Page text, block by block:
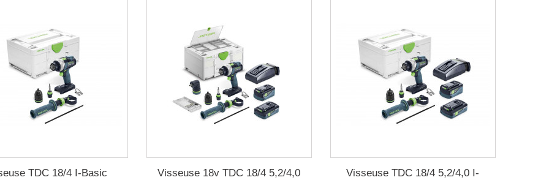
TDC 18/4 I-Basic
Visseuse 18v TDC 18/4 5,2/4,0
Visseuse TDC 18/4 5,2/4,0 I-